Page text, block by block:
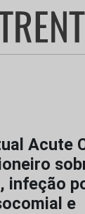
Acute
infeção
e